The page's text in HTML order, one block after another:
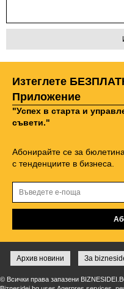
Изтеглете
Приложение
"Успех в старта и
съвети."
Абонирайте се за
с тенденциите в бизнеса.
Архив новини За
© Всички права запазени